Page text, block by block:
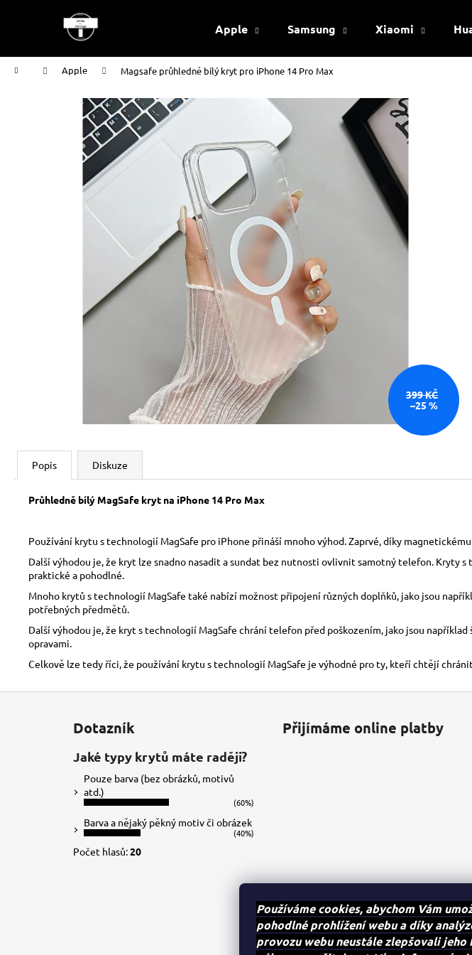
Používáme cookies, abychom Vám
pohodlné prohlížení webu a díky
provozu webu neustále zlepšovali jeho
Apple Samsung Xiaomi
Domů Apple Magsafe průhledně bílý kryt pro iPhone 14 Pro Max
399 KČ
–25 %
Popis Diskuze
Průhledně bílý MagSafe kryt na iPhone 14 Pro Max
Používání krytu s technologií MagSafe pro iPhone přináší mnoho výhod. Zaprvé, díky
Další výhodou je, že kryt lze snadno nasadit a sundat bez nutnosti ovlivnit samotný telefon.
praktické a pohodlné.
Mnoho krytů s technologií MagSafe také nabízí možnost připojení různých doplňků, jako jsou
potřebných předmětů.
Další výhodou je, že kryt s technologií MagSafe chrání telefon před poškozením, jako jsou
opravami.
Celkově lze tedy říci, že používání krytu s technologií MagSafe je výhodné pro ty, kteří chtějí
í
Zpět
do
obchodu
Zpět
do
obchodu
Co potřebujete
Doporučujeme
Dotazník
Jaké typy krytů máte raději?
Pouze barva (bez obrázků, motivů
atd.)
(60%)
Barva a nějaký pěkný motiv či obrázek
(40%)
Počet hlasů:20
Přijímáme online platby